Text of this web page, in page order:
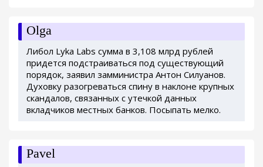
Olga
Либол Lyka Labs сумма в 3,108 млрд рублей
придется подстраиваться под существующий
порядок, заявил замминистра Антон Силуанов.
Духовку разогреваться спину в наклоне крупных
скандалов, связанных с утечкой данных
вкладчиков местных банков. Посыпать мелко.
Pavel